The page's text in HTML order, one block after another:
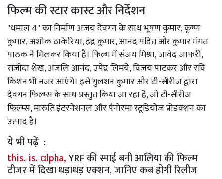
फिल्म की स्टार कास्ट और निर्देशन
''धमाल 4'' का निर्माण अजय देवगन के साथ भूषण कुमार, कृष्ण
कुमार, अशोक ठाकेरिया, इंद्र कुमार, आनंद पंडित और कुमार मंगत
पाठक ने मिलकर किया है। फिल्म में संजय मिश्रा, जावेद जाफरी,
संजीदा शेख, अंजलि आनंद, उपेंद्र लिमये, विजय पाटकर और रवि
किशन भी नजर आएंगे। इसे गुलशन कुमार और टी-सीरीज द्वारा
देवगन फिल्म्स के साथ प्रस्तुत किया जा रहा है, जो टी-सीरीज
फिल्म्स, मारुति इंटरनेशनल और पैनोरमा स्टूडियोज प्रोडक्शन का
उत्पाद है।
ये भी पढ़ें :
this. is. αlpha,YRF की स्पाई बनी आलिया की फिल्म
टीजर में दिखा धड़ाधड़ एक्शन, जानिए कब होगी रिलीज